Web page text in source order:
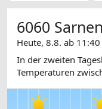
6060 Sarnen
Heute, 8.8. ab 11:40
In der zweiten
Temperaturen